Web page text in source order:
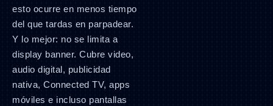
esto ocurre en menos tiempo
del que tardas en parpadear.
Y lo mejor: no se limita a
display banner. Cubre video,
audio digital, publicidad
nativa, Connected TV, apps
móviles e incluso pantallas